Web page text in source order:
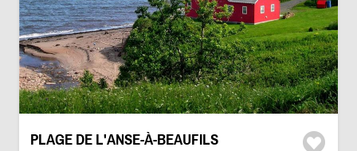
PLAGE DE L'ANSE-À-BEAUFILS